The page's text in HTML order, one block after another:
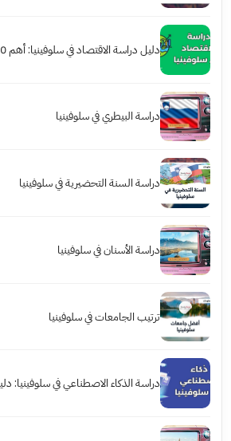
دليل دراسة الاقتصاد في سلوفينيا: أهم 10 مزايا وشروط القبول
دراسة البيطري في سلوفينيا
دراسة السنة التحضيرية في سلوفينيا
دراسة الأسنان في سلوفينيا
ترتيب الجامعات في سلوفينيا
دراسة الذكاء الاصطناعي في سلوفينيا: دليل